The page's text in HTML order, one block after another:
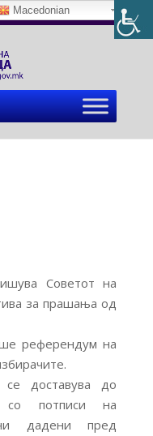
Советот на
за прашања од
референдум на
доставува до
со потписи на
дадени пред
Macedonian